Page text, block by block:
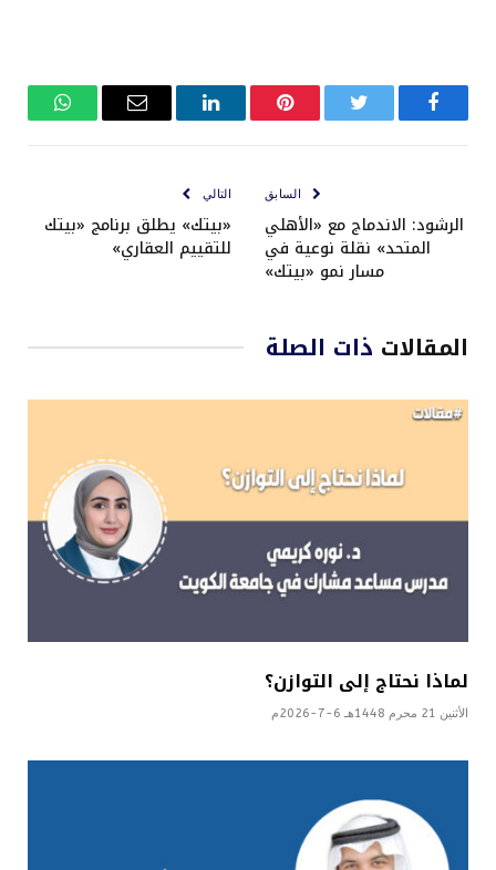
فيسبوك تويتر بينتيريستلينكدإن
البريد
واتساب
السابق
الرشود: الاندماج مع «الأهلي
المتحد» نقلة نوعية في
مسار نمو «بيتك»
التالي
«بيتك» يطلق برنامج «بيتك
للتقييم العقاري»
المقالات ذات الصلة
لماذا نحتاج إلى التوازن؟
الأثنين 21 محرم 1448هـ 6-7-2026م